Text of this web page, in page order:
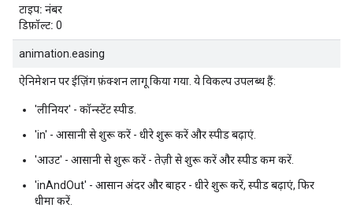
टाइप: नंबर
डिफ़ॉल्ट: 0
animation.easing
ऐनिमेशन पर ईज़िंग फ़ंक्शन लागू किया गया. ये विकल्प उपलब्ध हैं:
'लीनियर' - कॉन्स्टेंट स्पीड.
'in' - आसानी से शुरू करें - धीरे शुरू करें और स्पीड बढ़ाएं.
'आउट' - आसानी से शुरू करें - तेज़ी से शुरू करें और स्पीड कम करें.
'inAndOut' - आसान अंदर और बाहर - धीरे शुरू करें, स्पीड बढ़ाएं, फिर
धीमा करें.